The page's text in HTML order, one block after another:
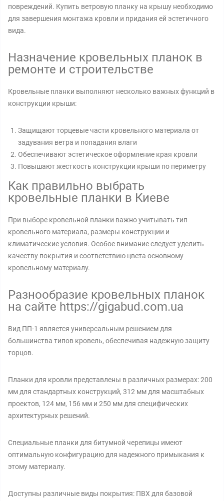
повреждений. Купить ветровую планку на крышу необходимо
для завершения монтажа кровли и придания ей эстетичного
вида.
Назначение кровельных планок в
ремонте и строительстве
Кровельные планки выполняют несколько важных функций в
конструкции крыши:
Защищают торцевые части кровельного материала от
задувания ветра и попадания влаги
Обеспечивают эстетическое оформление края кровли
Повышают жесткость конструкции крыши по периметру
Как правильно выбрать
кровельные планки в Киеве
При выборе кровельной планки важно учитывать тип
кровельного материала, размеры конструкции и
климатические условия. Особое внимание следует уделить
качеству покрытия и соответствию цвета основному
кровельному материалу.
Разнообразие кровельных планок
на сайте https://gigabud.com.ua
Вид ПП-1 является универсальным решением для
большинства типов кровель, обеспечивая надежную защиту
торцов.
Планки для кровли представлены в различных размерах: 200
мм для стандартных конструкций, 312 мм для масштабных
проектов, 124 мм, 156 мм и 250 мм для специфических
архитектурных решений.
Специальные планки для битумной черепицы имеют
оптимальную конфигурацию для надежного примыкания к
этому материалу.
Доступны различные виды покрытия: ПВХ для базовой